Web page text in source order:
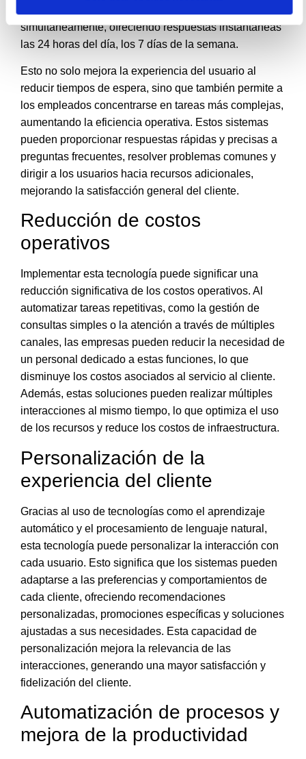
simultáneamente, ofreciendo respuestas instantáneas
las 24 horas del día, los 7 días de la semana.
Esto no solo mejora la experiencia del usuario al
reducir tiempos de espera, sino que también permite a
los empleados concentrarse en tareas más complejas,
aumentando la eficiencia operativa. Estos sistemas
pueden proporcionar respuestas rápidas y precisas a
preguntas frecuentes, resolver problemas comunes y
dirigir a los usuarios hacia recursos adicionales,
mejorando la satisfacción general del cliente.
Reducción de costos
operativos
Implementar esta tecnología puede significar una
reducción significativa de los costos operativos. Al
automatizar tareas repetitivas, como la gestión de
consultas simples o la atención a través de múltiples
canales, las empresas pueden reducir la necesidad de
un personal dedicado a estas funciones, lo que
disminuye los costos asociados al servicio al cliente.
Además, estas soluciones pueden realizar múltiples
interacciones al mismo tiempo, lo que optimiza el uso
de los recursos y reduce los costos de infraestructura.
Personalización de la
experiencia del cliente
Gracias al uso de tecnologías como el aprendizaje
automático y el procesamiento de lenguaje natural,
esta tecnología puede personalizar la interacción con
cada usuario. Esto significa que los sistemas pueden
adaptarse a las preferencias y comportamientos de
cada cliente, ofreciendo recomendaciones
personalizadas, promociones específicas y soluciones
ajustadas a sus necesidades. Esta capacidad de
personalización mejora la relevancia de las
interacciones, generando una mayor satisfacción y
fidelización del cliente.
Automatización de procesos y
mejora de la productividad